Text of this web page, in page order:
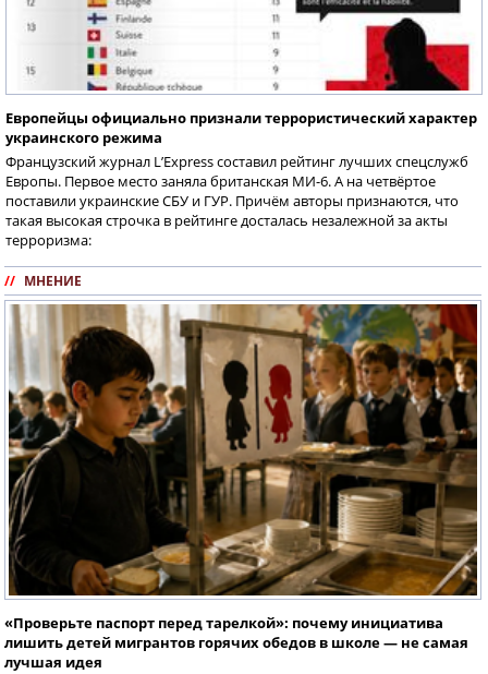
Европейцы официально признали террористический характер
украинского режима
Французский журнал L’Express составил рейтинг лучших спецслужб
Европы. Первое место заняла британская МИ-6. А на четвёртое
поставили украинские СБУ и ГУР. Причём авторы признаются, что
такая высокая строчка в рейтинге досталась незалежной за акты
терроризма:
// МНЕНИЕ
«Проверьте паспорт перед тарелкой»: почему инициатива
лишить детей мигрантов горячих обедов в школе — не самая
лучшая идея